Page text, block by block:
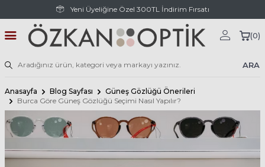
Yeni Üyeliğine Özel 300TL İndirim Fırsatı
ARA
(0)
Anasayfa Blog Sayfası
Güneş Gözlüğü Önerileri
Burca Göre Güneş Gözlüğü Seçimi Nasıl Yapılır?